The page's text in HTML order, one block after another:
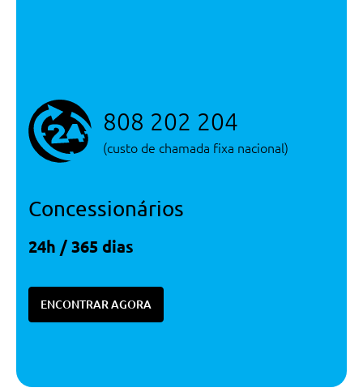
808 202 204
(custo de chamada fixa nacional)
Concessionários
24h / 365 dias
ENCONTRAR AGORA